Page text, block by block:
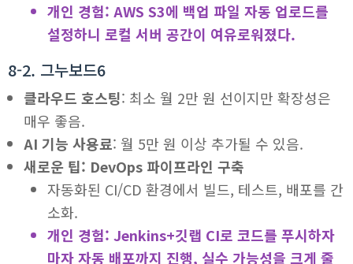
개인 경험: AWS S3에 백업 파일 자동 업로드를
설정하니 로컬 서버 공간이 여유로워졌다.
8-2. 그누보드6
클라우드 호스팅: 최소 월 2만 원 선이지만 확장성은
매우 좋음.
AI 기능 사용료: 월 5만 원 이상 추가될 수 있음.
새로운 팁: DevOps 파이프라인 구축
자동화된 CI/CD 환경에서 빌드, 테스트, 배포를 간
소화.
개인 경험: Jenkins+깃랩 CI로 코드를 푸시하자
마자 자동 배포까지 진행, 실수 가능성을 크게 줄